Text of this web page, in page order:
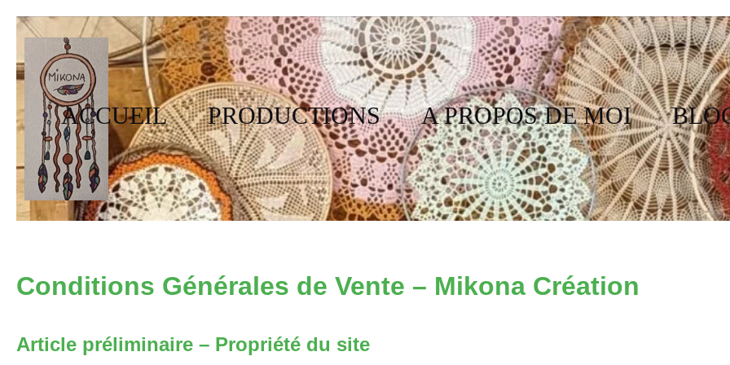
Passer
contenu
ACCUEIL PRODUCTIONS A PROPOS DE MOI
Conditions Générales de Vente – Mikona Création
Article préliminaire – Propriété du site